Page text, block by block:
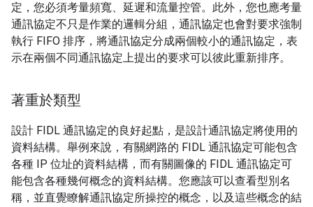
定，您必須考量頻寬、延遲和流量控管。此外，您也應考量
通訊協定不只是作業的邏輯分組，通訊協定也會對要求強制
執行 FIFO 排序，將通訊協定分成兩個較小的通訊協定，表
示在兩個不同通訊協定上提出的要求可以彼此重新排序。
著重於類型
設計 FIDL 通訊協定的良好起點，是設計通訊協定將使用的
資料結構。舉例來說，有關網路的 FIDL 通訊協定可能包含
各種 IP 位址的資料結構，而有關圖像的 FIDL 通訊協定可
能包含各種幾何概念的資料結構。您應該可以查看型別名
稱，並直覺瞭解通訊協定所操控的概念，以及這些概念的結